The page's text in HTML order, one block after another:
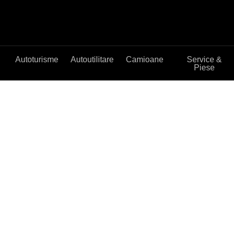
Autoturisme Autoutilitare Camioane
Service &
Piese